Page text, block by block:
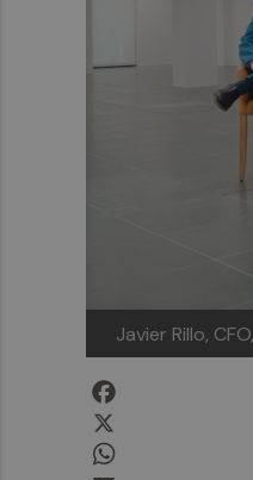
Javier Rillo,